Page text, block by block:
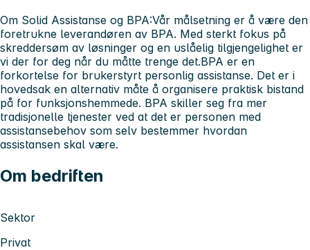
Om Solid Assistanse og BPA:Vår målsetning er å være den
foretrukne leverandøren av BPA. Med sterkt fokus på
skreddersøm av løsninger og en uslåelig tilgjengelighet er
vi der for deg når du måtte trenge det.BPA er en
forkortelse for brukerstyrt personlig assistanse. Det er i
hovedsak en alternativ måte å organisere praktisk bistand
på for funksjonshemmede. BPA skiller seg fra mer
tradisjonelle tjenester ved at det er personen med
assistansebehov som selv bestemmer hvordan
assistansen skal være.
Om bedriften
Sektor
Privat